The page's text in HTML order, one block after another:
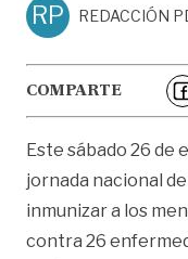
RP REDACCIÓN
COMPARTE
Este sábado 26 de
jornada nacional
inmunizar a los
contra 26